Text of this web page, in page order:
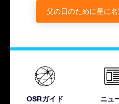
父の日のために星に
OSRガイド ニュ